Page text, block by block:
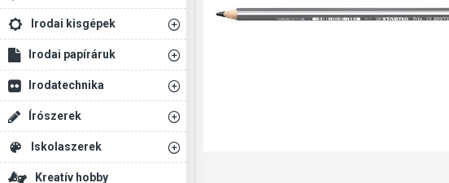
Irodai kisgépek
Irodai papíráruk
Irodatechnika
Írószerek
Iskolaszerek
Kreatív hobby